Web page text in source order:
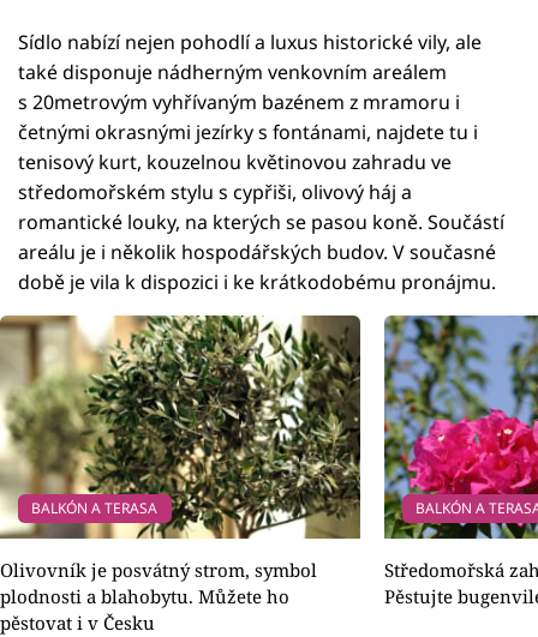
Sídlo nabízí nejen pohodlí a luxus historické vily, ale
také disponuje nádherným venkovním areálem
s 20metrovým vyhřívaným bazénem z mramoru i
četnými okrasnými jezírky s fontánami, najdete tu i
tenisový kurt, kouzelnou květinovou zahradu ve
středomořském stylu s cypřiši, olivový háj a
romantické louky, na kterých se pasou koně. Součástí
areálu je i několik hospodářských budov. V současné
době je vila k dispozici i ke krátkodobému pronájmu.
BALKÓN A TERASA
Olivovník je posvátný strom, symbol
plodnosti a blahobytu. Můžete ho
pěstovat i v Česku
BALKÓN A
Středomořská
Pěstujte